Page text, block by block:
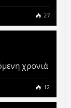
27
χρονιά
12